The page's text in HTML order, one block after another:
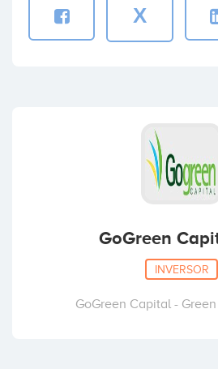
X
GoGreen
INVERSOR
GoGreen Capital -